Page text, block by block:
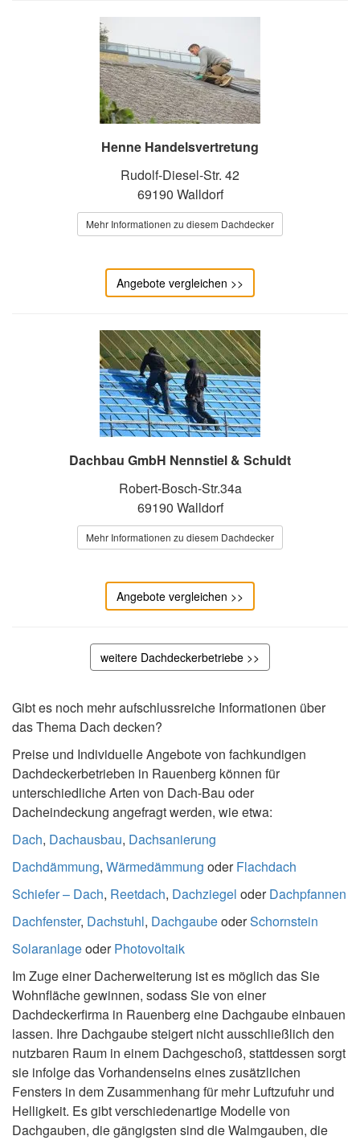
Henne Handelsvertretung
Rudolf-Diesel-Str. 42
69190 Walldorf
Mehr Informationen zu diesem Dachdecker
Angebote vergleichen >>
Dachbau GmbH Nennstiel & Schuldt
Robert-Bosch-Str.34a
69190 Walldorf
Mehr Informationen zu diesem Dachdecker
Angebote vergleichen >>
weitere Dachdeckerbetriebe >>
Gibt es noch mehr aufschlussreiche Informationen über
das Thema Dach decken?
Preise und Individuelle Angebote von fachkundigen
Dachdeckerbetrieben in Rauenberg können für
unterschiedliche Arten von Dach-Bau oder
Dacheindeckung angefragt werden, wie etwa:
Dach, Dachausbau, Dachsanierung
Dachdämmung, Wärmedämmung oderFlachdach
Schiefer – Dach, Reetdach, Dachziegel oderDachpfannen
Dachfenster, Dachstuhl, DachgaubeoderSchornstein
SolaranlageoderPhotovoltaik
Im Zuge einer Dacherweiterung ist es möglich das Sie
Wohnfläche gewinnen, sodass Sie von einer
Dachdeckerfirma in Rauenberg eine Dachgaube einbauen
lassen. Ihre Dachgaube steigert nicht ausschließlich den
nutzbaren Raum in einem Dachgeschoß, stattdessen sorgt
sie infolge das Vorhandenseins eines zusätzlichen
Fensters in dem Zusammenhang für mehr Luftzufuhr und
Helligkeit. Es gibt verschiedenartige Modelle von
Dachgauben, die gängigsten sind die Walmgauben, die